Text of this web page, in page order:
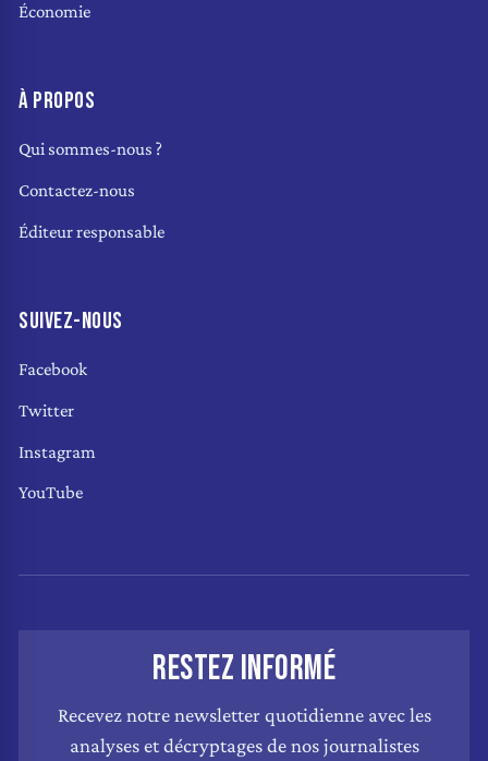
Économie
À PROPOS
Qui sommes-nous ?
Contactez-nous
Éditeur responsable
SUIVEZ-NOUS
Facebook
Twitter
Instagram
YouTube
RESTEZ INFORMÉ
Recevez notre newsletter quotidienne avec les
analyses et décryptages de nos journalistes